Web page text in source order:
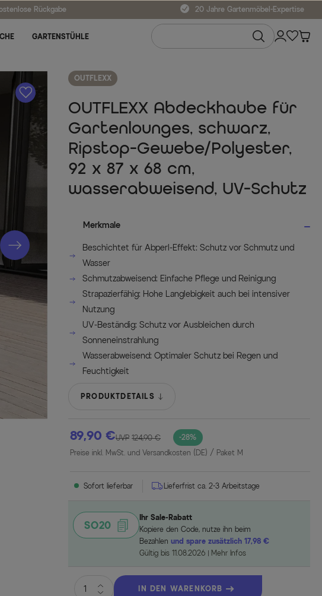
Rückgabe 20 Jahre Gartenmöbel-Expertise
GARTENSTÜHLE
A
OUTFLEXX
OUTFLEXX Abdeckhaube für
Gartenlounges, schwarz,
Ripstop-Gewebe/Polyester,
92 x 87 x 68 cm,
wasserabweisend, UV-Schutz
Merkmale
Beschichtet für Abperl-Effekt: Schutz vor Schmutz und
Wasser
Schmutzabweisend: Einfache Pflege und Reinigung
Strapazierfähig: Hohe Langlebigkeit auch bei intensiver
Nutzung
UV-Beständig: Schutz vor Ausbleichen durch
Sonneneinstrahlung
Wasserabweisend: Optimaler Schutz bei Regen und
Feuchtigkeit
PRODUKTDETAILS
89,90 € -28%
UVP 124,90 €
Preise inkl. MwSt. und Versandkosten (DE) / Paket M
Sofort lieferbar Lieferfrist ca. 2-3 Arbeitstage
SO20
Ihr Sale-Rabatt
Kopiere den Code, nutze ihn beim
Bezahlenund spare zusätzlich 17,98 €
Gültig bis 11.08.2026
Mehr Infos
IN DEN WARENKORB